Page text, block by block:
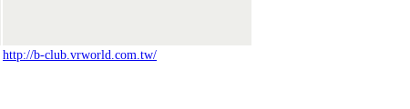
http://b-club.vrworld.com.tw/